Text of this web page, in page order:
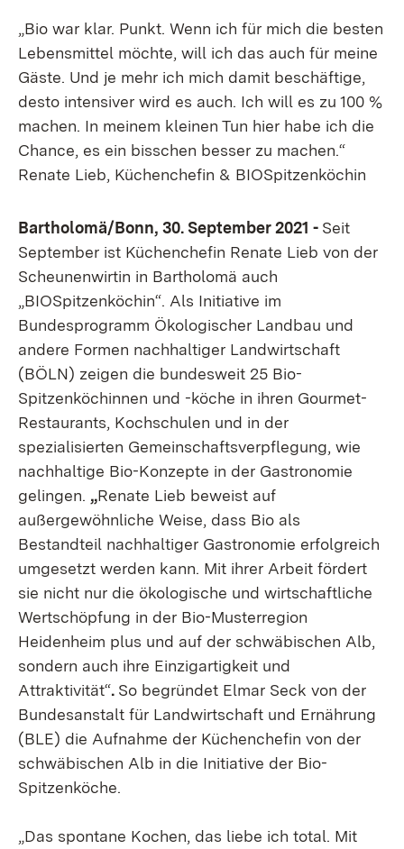
„Bio war klar. Punkt. Wenn ich für mich die besten
Lebensmittel möchte, will ich das auch für meine
Gäste. Und je mehr ich mich damit beschäftige,
desto intensiver wird es auch. Ich will es zu 100 %
machen. In meinem kleinen Tun hier habe ich die
Chance, es ein bisschen besser zu machen.“
Renate Lieb, Küchenchefin & BIOSpitzenköchin
Bartholomä/Bonn, 30. September 2021 - Seit
September ist Küchenchefin Renate Lieb von der
Scheunenwirtin in Bartholomä auch
„BIOSpitzenköchin“. Als Initiative im
Bundesprogramm Ökologischer Landbau und
andere Formen nachhaltiger Landwirtschaft
(BÖLN) zeigen die bundesweit 25 Bio-
Spitzenköchinnen und -köche in ihren Gourmet-
Restaurants, Kochschulen und in der
spezialisierten Gemeinschaftsverpflegung, wie
nachhaltige Bio-Konzepte in der Gastronomie
gelingen. „Renate Lieb beweist auf
außergewöhnliche Weise, dass Bio als
Bestandteil nachhaltiger Gastronomie erfolgreich
umgesetzt werden kann. Mit ihrer Arbeit fördert
sie nicht nur die ökologische und wirtschaftliche
Wertschöpfung in der Bio-Musterregion
Heidenheim plus und auf der schwäbischen Alb,
sondern auch ihre Einzigartigkeit und
Attraktivität“. So begründet Elmar Seck von der
Bundesanstalt für Landwirtschaft und Ernährung
(BLE) die Aufnahme der Küchenchefin von der
schwäbischen Alb in die Initiative der Bio-
Spitzenköche.
„Das spontane Kochen, das liebe ich total. Mit